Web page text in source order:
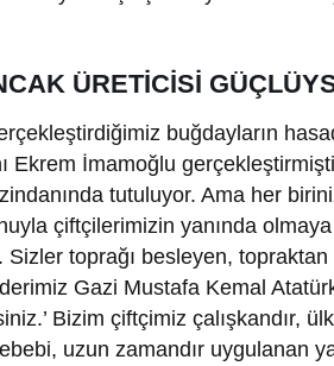
ÜRETİCİSİ
buğdayların
Ekrem İmamoğlu
tutuluyor. Ama her
çiftçilerimizin yanında
toprağı besleyen,
Gazi Mustafa Kemal
Bizim çiftçimiz çalışkandır,
uzun zamandır uygulanan